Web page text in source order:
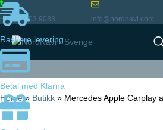
+46 72 903 9033 info@nordnavi.com
Raskere levering
Betal med Klarna
Home» Butikk » Mercedes Apple Carplay